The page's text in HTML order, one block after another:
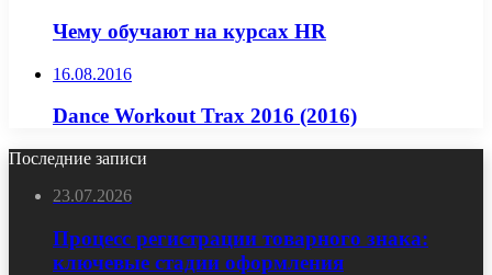
Чему обучают на курсах HR
16.08.2016
Dance Workout Trax 2016 (2016)
Последние записи
23.07.2026
Процесс регистрации товарного знака:
ключевые стадии оформления